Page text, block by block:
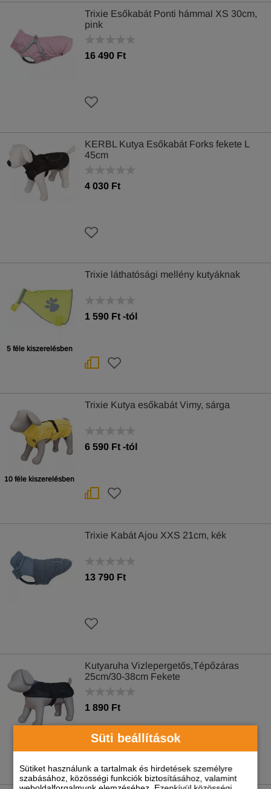
Süti beállítások
Sütiket használunk a tartalmak és hirdetések személyre
szabásához, közösségi funkciók biztosításához, valamint
Trixie Esőkabát Ponti hámmal XS 30cm,
pink
16 490 Ft
KERBL Kutya Esőkabát Forks fekete L
45cm
4 030 Ft
5 féle kiszerelésben
Trixie láthatósági mellény kutyáknak
1 590 Ft -tól
10 féle kiszerelésben
Trixie Kutya esőkabát Vimy, sárga
6 590 Ft -tól
Trixie Kabát Ajou XXS 21cm, kék
13 790 Ft
Kutyaruha Vizlepergetős,Tépőzáras
25cm/30-38cm Fekete
1 890 Ft